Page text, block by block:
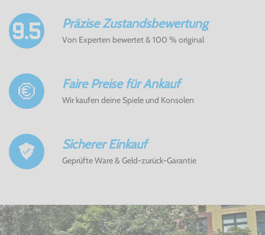
Präzise Zustandsbewertung
Von Experten bewertet & 100 % original
Faire Preise für Ankauf
Wir kaufen deine Spiele und Konsolen
Sicherer Einkauf
Geprüfte Ware & Geld-zurück-Garantie